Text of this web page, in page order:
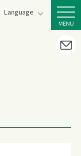
Language